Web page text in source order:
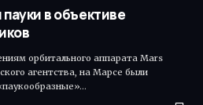
в объективе
орбитального аппарата Mars
агентства, на Марсе были